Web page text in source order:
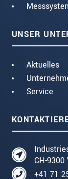
UNSER
Aktuelles
Service
CH-
+41 71